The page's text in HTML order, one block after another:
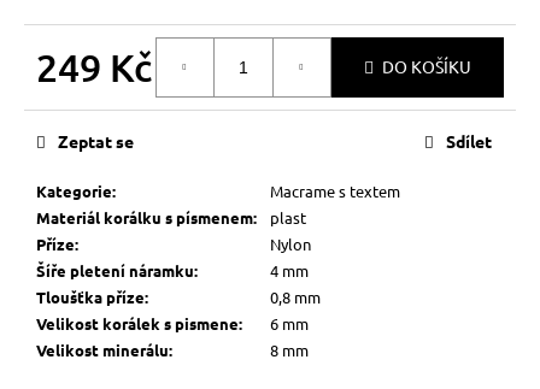
249 Kč DO KOŠÍKU
Kategorie:
Macrame s textem
Materiál korálku s písmenem:
plast
Příze:
Nylon
Šíře pletení náramku:
4 mm
Tloušťka příze:
0,8 mm
Velikost korálek s pismene:
6 mm
Velikost minerálu: 8 mm
Zeptat se Sdílet